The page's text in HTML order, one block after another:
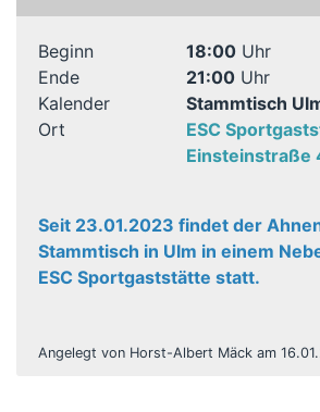
Beginn 18:00Uhr
Ende
21:00Uhr
Kalender
Stammtisch
Ort
ESC
Einsteinstraße
Seit 23.01.2023 findet der
Stammtisch in Ulm in einem
ESC Sportgaststätte statt.
Angelegt von Horst-Albert Mäck am